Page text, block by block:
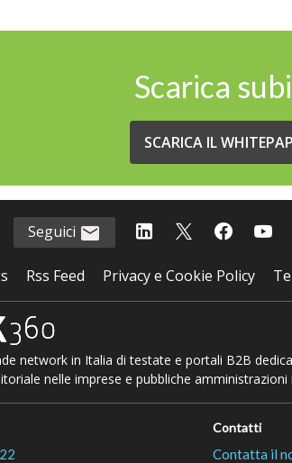
Scarica
SCARICA IL
Seguici
Rss Feed Privacy e Cookie Policy
network in Italia di testate e portali B2B
nelle imprese e pubbliche amministrazioni
Contatti
Contatta il